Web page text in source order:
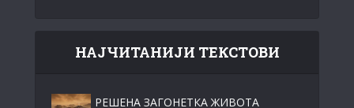
НАЈЧИТАНИЈИ ТЕКСТОВИ
РЕШЕНА ЗАГОНЕТКА ЖИВОТА